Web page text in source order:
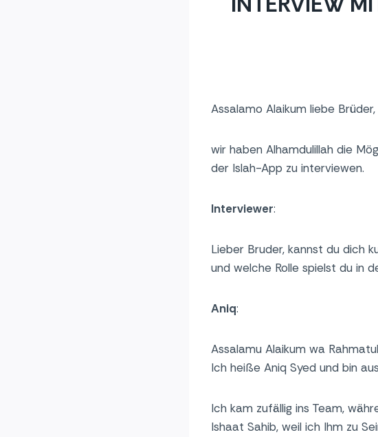
Assalamo Alaikum liebe Brüder,
wir haben Alhamdulillah die
der Islah-App zu interviewen.
Interviewer:
Lieber Bruder, kannst du dich
und welche Rolle spielst du in
Aniq:
Assalamu Alaikum wa
Ich heiße Aniq Syed und bin
Ich kam zufällig ins Team,
Ishaat Sahib, weil ich Ihm zu